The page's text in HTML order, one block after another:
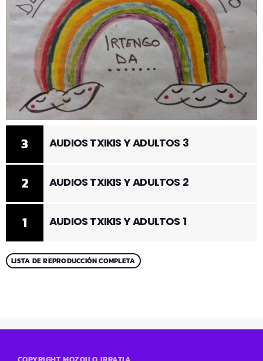
1 AUDIOS TXIKIS Y ADULTOS 1
2 AUDIOS TXIKIS Y ADULTOS 2
3 AUDIOS TXIKIS Y ADULTOS 3
LISTA DE REPRODUCCIÓN COMPLETA